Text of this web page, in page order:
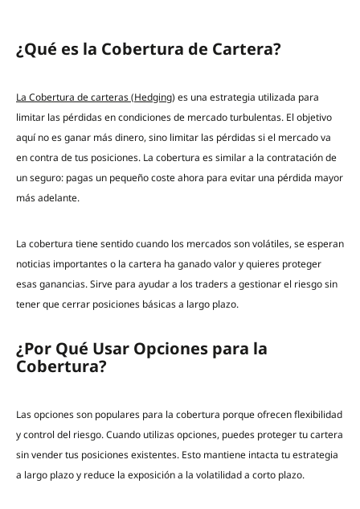
¿Qué es la Cobertura de Cartera?
La Cobertura de carteras (Hedging) es una estrategia utilizada para
limitar las pérdidas en condiciones de mercado turbulentas. El objetivo
aquí no es ganar más dinero, sino limitar las pérdidas si el mercado va
en contra de tus posiciones. La cobertura es similar a la contratación de
un seguro: pagas un pequeño coste ahora para evitar una pérdida mayor
más adelante.
La cobertura tiene sentido cuando los mercados son volátiles, se esperan
noticias importantes o la cartera ha ganado valor y quieres proteger
esas ganancias. Sirve para ayudar a los traders a gestionar el riesgo sin
tener que cerrar posiciones básicas a largo plazo.
¿Por Qué Usar Opciones para la
Cobertura?
Las opciones son populares para la cobertura porque ofrecen flexibilidad
y control del riesgo. Cuando utilizas opciones, puedes proteger tu cartera
sin vender tus posiciones existentes. Esto mantiene intacta tu estrategia
a largo plazo y reduce la exposición a la volatilidad a corto plazo.